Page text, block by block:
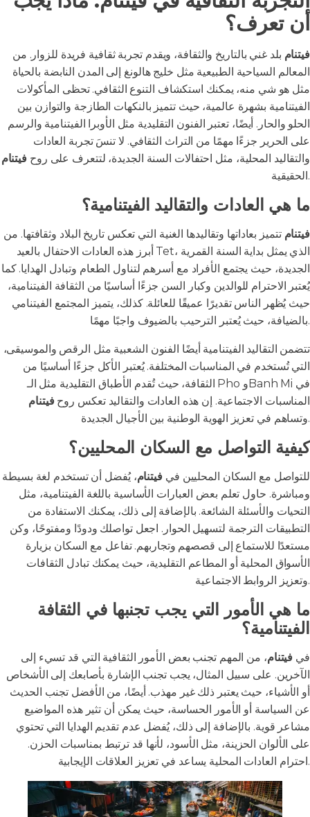
أن تعرف؟
فيتنام بلد غني بالتاريخ والثقافة، ويقدم تجربة ثقافية فريدة للزوار. من
المعالم السياحية الطبيعية مثل خليج هالونغ إلى المدن النابضة بالحياة
مثل هو شي منه، يمكنك استكشاف التنوع الثقافي. تحظى المأكولات
الفيتنامية بشهرة عالمية، حيث تتميز بالنكهات الطازجة والتوازن بين
الحلو والحار. أيضًا، تعتبر الفنون التقليدية مثل الأوبرا الفيتنامية والرسم
على الحرير جزءًا مهمًا من التراث الثقافي. لا تنسَ تجربة العادات
والتقاليد المحلية، مثل احتفالات السنة الجديدة، لتتعرف على روح فيتنام
الحقيقية.
ما هي العادات والتقاليد الفيتنامية؟
فيتنام تتميز بعاداتها وتقاليدها الغنية التي تعكس تاريخ البلاد وثقافتها. من
أبرز هذه العادات الاحتفال بالعيد Tet، الذي يمثل بداية السنة القمرية
الجديدة، حيث يجتمع الأفراد مع أسرهم لتناول الطعام وتبادل الهدايا. كما
يُعتبر الاحترام للوالدين وكبار السن جزءًا أساسيًا من الثقافة الفيتنامية،
حيث يُظهر الناس تقديرًا عميقًا للعائلة. كذلك، يتميز المجتمع الفيتنامي
بالضيافة، حيث يُعتبر الترحيب بالضيوف واجبًا مهمًا.
تتضمن التقاليد الفيتنامية أيضًا الفنون الشعبية مثل الرقص والموسيقى،
التي تُستخدم في المناسبات المختلفة. يُعتبر الأكل جزءًا أساسيًا من
الثقافة، حيث تُقدم الأطباق التقليدية مثل الـ Pho وBanh Mi في
المناسبات الاجتماعية. إن هذه العادات والتقاليد تعكس روح فيتنام
وتساهم في تعزيز الهوية الوطنية بين الأجيال الجديدة.
كيفية التواصل مع السكان المحليين؟
للتواصل مع السكان المحليين في فيتنام، يُفضل أن تستخدم لغة بسيطة
ومباشرة. حاول تعلم بعض العبارات الأساسية باللغة الفيتنامية، مثل
التحيات والأسئلة الشائعة. بالإضافة إلى ذلك، يمكنك الاستفادة من
التطبيقات الترجمة لتسهيل الحوار. اجعل تواصلك ودودًا ومفتوحًا، وكن
مستعدًا للاستماع إلى قصصهم وتجاربهم. تفاعل مع السكان بزيارة
الأسواق المحلية أو المطاعم التقليدية، حيث يمكنك تبادل الثقافات
وتعزيز الروابط الاجتماعية.
ما هي الأمور التي يجب تجنبها في الثقافة
الفيتنامية؟
في فيتنام، من المهم تجنب بعض الأمور الثقافية التي قد تسيء إلى
الآخرين. على سبيل المثال، يجب تجنب الإشارة بأصابعك إلى الأشخاص
أو الأشياء، حيث يعتبر ذلك غير مهذب. أيضًا، من الأفضل تجنب الحديث
عن السياسة أو الأمور الحساسة، حيث يمكن أن تثير هذه المواضيع
مشاعر قوية. بالإضافة إلى ذلك، يُفضل عدم تقديم الهدايا التي تحتوي
على الألوان الحزينة، مثل الأسود، لأنها قد ترتبط بمناسبات الحزن.
احترام العادات المحلية يساعد في تعزيز العلاقات الإيجابية.